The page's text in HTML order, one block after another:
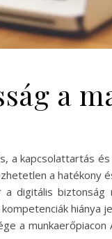
a
a kapcsolattartás
a hatékony
digitális biztonság
hiánya
a munkaerőpiacon